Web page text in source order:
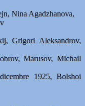
Nina Agadzhanova,
Grigori Aleksandrov,
Marusov, Michail
1925, Bolshoi